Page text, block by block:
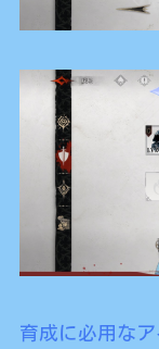
育成に必用な